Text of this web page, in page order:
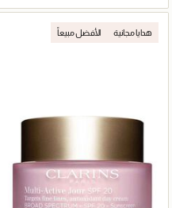
هدايا مجانية الأفضل مبيعاً